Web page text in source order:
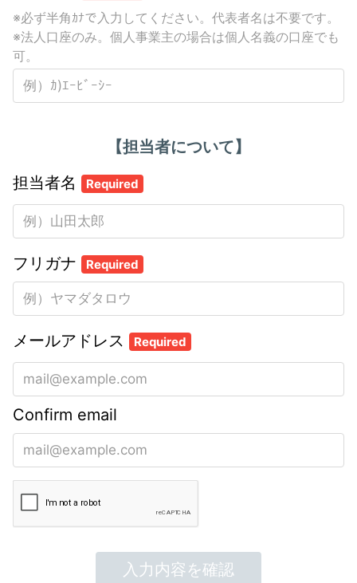
※必ず半角ｶﾅで入力してください。代表者名は不要です。
※法人口座のみ。個人事業主の場合は個人名義の口座でも
可。
【担当者について】
担当者名
Required
フリガナ Required
メールアドレス Required
Confirm email
入力内容を確認